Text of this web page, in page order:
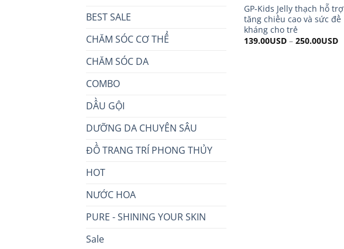
BEST SALE
CHĂM SÓC CƠ THỂ
CHĂM SÓC DA
COMBO
DẦU GỘI
DƯỠNG DA CHUYÊN SÂU
ĐỒ TRANG TRÍ PHONG THỦY
HOT
NƯỚC HOA
PURE - SHINING YOUR SKIN
Sale
GP-Kids Jelly thạch hỗ trợ
tăng chiều cao và sức đề
kháng cho trẻ
139.00USD– 250.00USD